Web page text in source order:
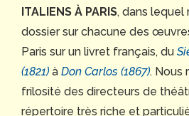
ITALIENS À PARIS, dans lequel
dossier sur chacune des
Paris sur un livret français, du
(1821) à Don Carlos (1867). Nous
frilosité des directeurs de
répertoire très riche et